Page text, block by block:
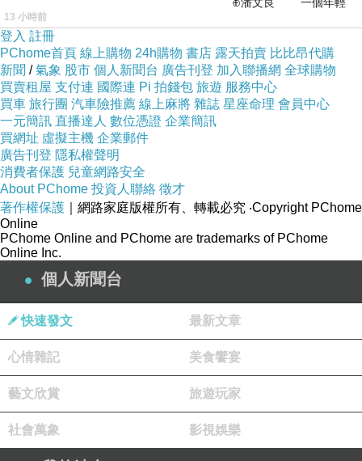
的墨客，在京城的古玩肆裡
13 小時前
登入 註冊
PChome首頁 線上購物 24h購物 書店 露天拍賣 比比昂代購
新聞 /氣象 股市 個人新聞台 廣告刊登 加入聯播網 全球購物
買賣租屋 支付連 國際連 Pi 拍錢包 旅遊 服務中心
買車 旅行團 汽車險推薦 線上麻將 雜誌 星座命理 會員中心
一元簡訊 直播達人 數位憑證 企業簡訊
買網址 虛擬主機 企業郵件
廣告刊登 隱私權聲明
消費者保護 兒童網路安全
About PChome 投資人聯絡 徵才
著作權保護 ｜網路家庭版權所有、轉載必究 ‧Copyright PChome
Online
PChome Online and PChome are trademarks of PChome
Online Inc.
個人新聞台
快速發文 最新文章
心情雜記 美食饗宴
藝文欣賞 旅遊玩家
社會萬象 影視娛樂